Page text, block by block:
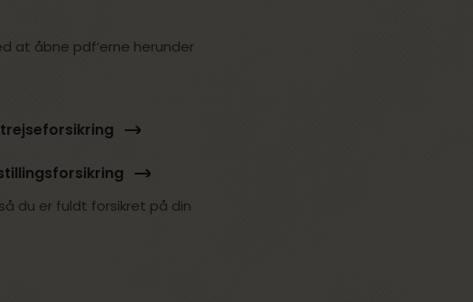
at åbne pdf’erne herunder
du er fuldt forsikret på din